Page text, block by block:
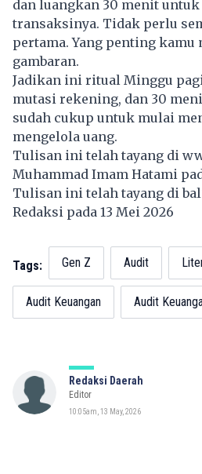
dan luangkan 30 menit
transaksinya. Tidak perlu
pertama. Yang penting kamu
gambaran.
Jadikan ini ritual Minggu
mutasi rekening, dan 30
sudah cukup untuk mulai
mengelola uang.
Tulisan ini telah tayang di
Muhammad Imam Hatami
Tulisan ini telah tayang di
Redaksi pada 13 Mei 2026
Tags: Gen Z Audit
Audit Keuangan Audit
Redaksi Daerah
Editor
10:05am, 13 May, 2026